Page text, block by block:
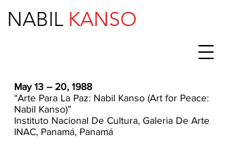
NABIL KANSO
May 13 – 20, 1988
“Arte Para La Paz: Nabil Kanso (Art for Peace:
Nabil Kanso)”
Instituto Nacional De Cultura, Galeria De Arte
INAC, Panamá, Panamá